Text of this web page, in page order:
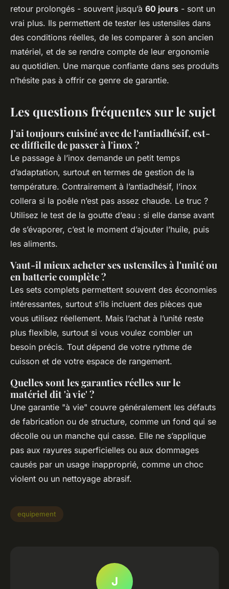
retour prolongés - souvent jusqu’à 60 jours - sont un
vrai plus. Ils permettent de tester les ustensiles dans
des conditions réelles, de les comparer à son ancien
matériel, et de se rendre compte de leur ergonomie
au quotidien. Une marque confiante dans ses produits
n’hésite pas à offrir ce genre de garantie.
Les questions fréquentes sur le sujet
J'ai toujours cuisiné avec de l'antiadhésif, est-
ce difficile de passer à l'inox ?
Le passage à l’inox demande un petit temps
d’adaptation, surtout en termes de gestion de la
température. Contrairement à l’antiadhésif, l’inox
collera si la poêle n’est pas assez chaude. Le truc ?
Utilisez le test de la goutte d’eau : si elle danse avant
de s’évaporer, c’est le moment d’ajouter l’huile, puis
les aliments.
Vaut-il mieux acheter ses ustensiles à l'unité ou
en batterie complète ?
Les sets complets permettent souvent des économies
intéressantes, surtout s’ils incluent des pièces que
vous utilisez réellement. Mais l’achat à l’unité reste
plus flexible, surtout si vous voulez combler un
besoin précis. Tout dépend de votre rythme de
cuisson et de votre espace de rangement.
Quelles sont les garanties réelles sur le
matériel dit 'à vie' ?
Une garantie "à vie" couvre généralement les défauts
de fabrication ou de structure, comme un fond qui se
décolle ou un manche qui casse. Elle ne s’applique
pas aux rayures superficielles ou aux dommages
causés par un usage inapproprié, comme un choc
violent ou un nettoyage abrasif.
equipement
J